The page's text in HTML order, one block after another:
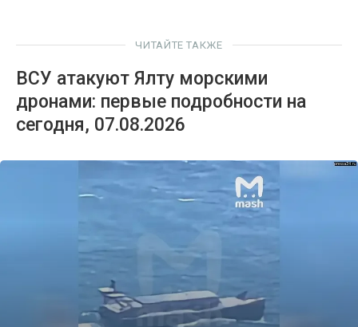
ЧИТАЙТЕ ТАКЖЕ
ВСУ атакуют Ялту морскими
дронами: первые подробности на
сегодня, 07.08.2026